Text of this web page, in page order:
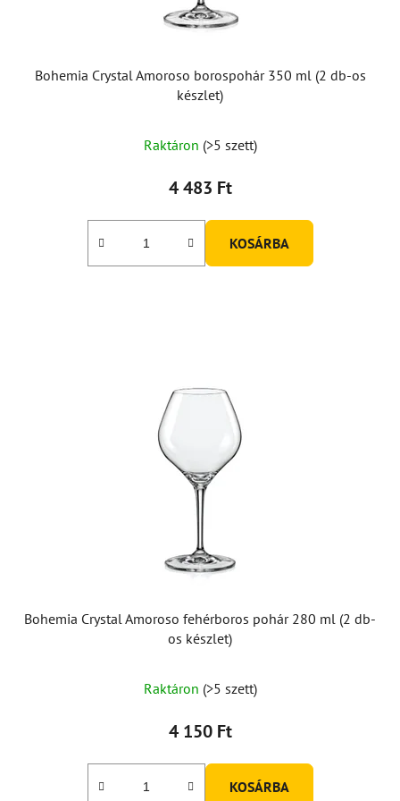
Bohemia Crystal Amoroso borospohár 350 ml (2 db-os
készlet)
Raktáron (>5 szett)
4 483 Ft
KOSÁRBA
Bohemia Crystal Amoroso fehérboros pohár 280 ml (2 db-
os készlet)
termék
átlagos
5-
Raktáron (>5 szett)
4 150 Ft
KOSÁRBA